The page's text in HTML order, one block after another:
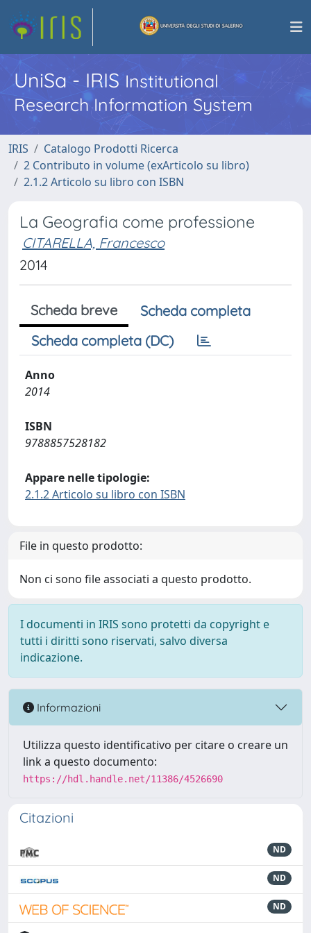
UniSa - IRISInstitutional
Research Information System
IRIS
Catalogo Prodotti Ricerca
2 Contributo in volume (exArticolo su libro)
2.1.2 Articolo su libro con ISBN
La Geografia come professione
CITARELLA, Francesco
2014
Scheda breve
Scheda completa
Scheda completa (DC)
Anno
2014
ISBN
9788857528182
Appare nelle tipologie:
2.1.2 Articolo su libro con ISBN
File in questo prodotto:
Non ci sono file associati a questo prodotto.
I documenti in IRIS sono protetti da copyright e
tutti i diritti sono riservati, salvo diversa
indicazione.
Informazioni
Utilizza questo identificativo per citare o creare un
link a questo documento:
https://hdl.handle.net/11386/4526690
Citazioni
ND
ND
ND